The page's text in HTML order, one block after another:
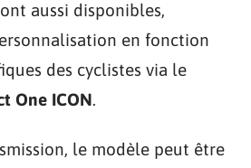
aussi disponibles,
en fonction
des cyclistes via le
One ICON.
le modèle peut être